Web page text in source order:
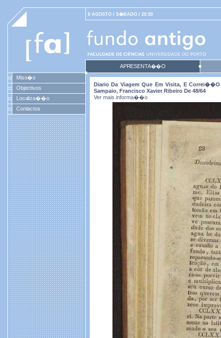
8 AGOSTO / S�BADO / 20:50
APRESENTA��O
Miss�o
Objectivos
Localiza��o
Contactos
Diario Da Viagem Que Em Visita, E
Sampaio, Francisco Xavier Ribeiro De 48/64
Ver mais informa��o